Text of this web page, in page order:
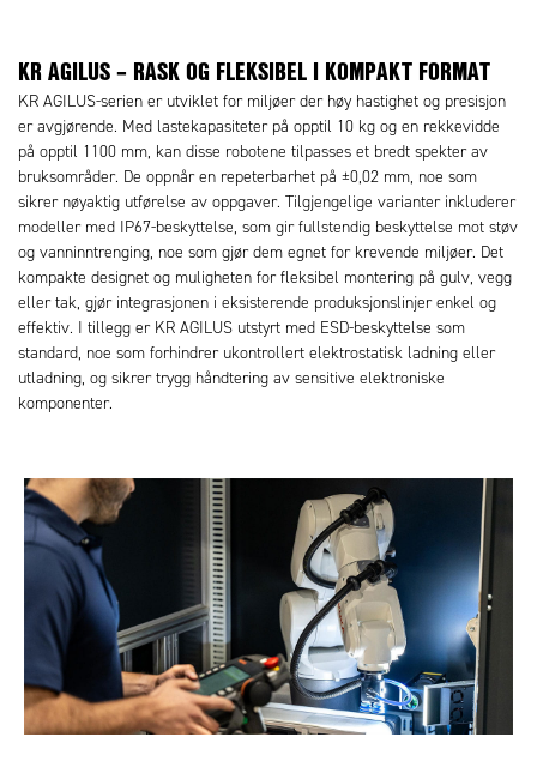
KR AGILUS – RASK OG FLEKSIBEL I KOMPAKT FORMAT
KR AGILUS-serien er utviklet for miljøer der høy hastighet og presisjon
er avgjørende. Med lastekapasiteter på opptil 10 kg og en rekkevidde
på opptil 1100 mm, kan disse robotene tilpasses et bredt spekter av
bruksområder. De oppnår en repeterbarhet på ±0,02 mm, noe som
sikrer nøyaktig utførelse av oppgaver. Tilgjengelige varianter inkluderer
modeller med IP67-beskyttelse, som gir fullstendig beskyttelse mot støv
og vanninntrenging, noe som gjør dem egnet for krevende miljøer. Det
kompakte designet og muligheten for fleksibel montering på gulv, vegg
eller tak, gjør integrasjonen i eksisterende produksjonslinjer enkel og
effektiv. I tillegg er KR AGILUS utstyrt med ESD-beskyttelse som
standard, noe som forhindrer ukontrollert elektrostatisk ladning eller
utladning, og sikrer trygg håndtering av sensitive elektroniske
komponenter.